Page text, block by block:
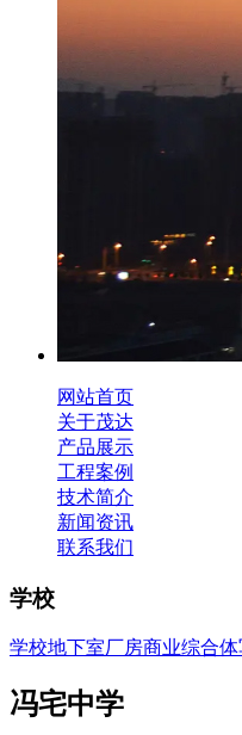
网站首页
关于茂达
产品展示
工程案例
技术简介
新闻资讯
联系我们
学校
学校地下室厂房商业综合体
冯宅中学